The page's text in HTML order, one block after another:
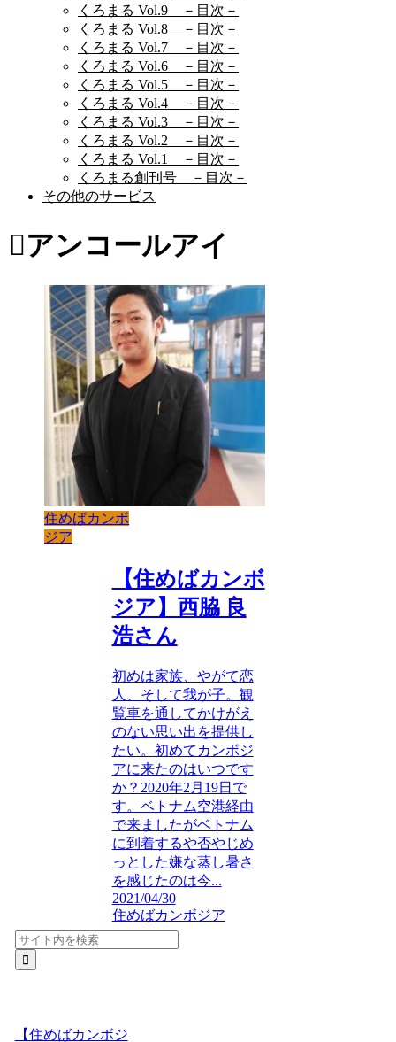
くろまる Vol.9 －目次－
くろまる Vol.8 －目次－
くろまる Vol.7 －目次－
くろまる Vol.6 －目次－
くろまる Vol.5 －目次－
くろまる Vol.4 －目次－
くろまる Vol.3 －目次－
くろまる Vol.2 －目次－
くろまる Vol.1 －目次－
くろまる創刊号 －目次－
その他のサービス
アンコールアイ
住めばカンボ
ジア
【住めばカンボ
ジア】西脇 良
浩さん
初めは家族、やがて恋
人、そして我が子。観
覧車を通してかけがえ
のない思い出を提供し
たい。初めてカンボジ
アに来たのはいつです
か？2020年2月19日で
す。ベトナム空港経由
で来ましたがベトナム
に到着するや否やじめ
っとした嫌な蒸し暑さ
を感じたのは今...
2021/04/30
住めばカンボジア
【住めばカンボジ